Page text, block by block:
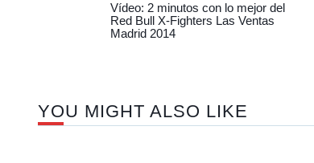
Vídeo: 2 minutos con lo mejor del
Red Bull X-Fighters Las Ventas
Madrid 2014
YOU MIGHT ALSO LIKE